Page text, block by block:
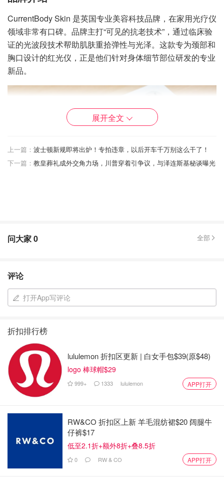
CurrentBody Skin 是英国专业美容科技品牌，在家用光疗仪
领域非常有口碑。品牌主打“可见的抗老技术”，通过临床验
证的光波段技术帮助肌肤重拾弹性与光泽。这款专为颈部和
胸口设计的红光仪，正是他们针对身体细节部位研发的专业
新品。
开箱后，里面是美容仪
展开全文
上一篇： 波士顿新规即将出炉！专拍违章，以后开车千万别这么干了！
下一篇： 教皇葬礼成外交角力场，川普穿着引争议，与泽连斯基秘谈曝光
问大家0 全部
评论
打开App写评论
折扣排行榜
lululemon 折扣区更新 | 白女手包$39(原$48)
logo 棒球帽$29
999+ 1333 lululemon APP打开
RW&CO 折扣区上新 羊毛混纺裙$20 阔腿牛
仔裤$17
低至2.1折+额外8折+叠8.5折
0 RW & CO APP打开